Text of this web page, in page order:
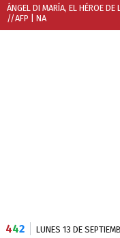
ÁNGEL DI MARÍA, EL HÉROE DE
//AFP | NA
442 LUNES 13 DE